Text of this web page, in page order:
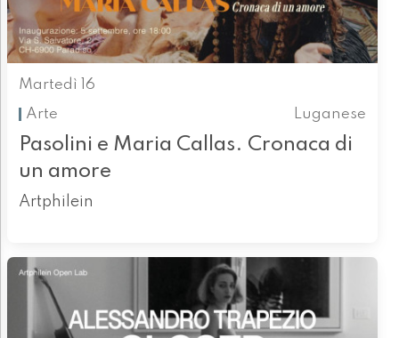
Martedì 16
Arte
Luganese
Pasolini e Maria Callas. Cronaca di
un amore
Artphilein